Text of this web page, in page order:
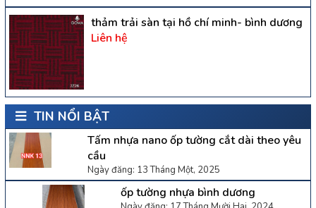
thảm trải sàn tại hồ chí minh- bình dương
Liên hệ
TIN NỔI BẬT
Tấm nhựa nano ốp tường cắt dài theo yêu
cầu
Ngày đăng: 13 Tháng Một, 2025
ốp tường nhựa bình dương